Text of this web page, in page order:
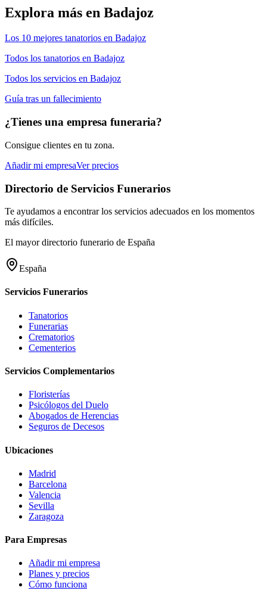
Explora más en Badajoz
Los 10 mejores tanatorios en Badajoz
Todos los tanatorios en Badajoz
Todos los servicios en Badajoz
Guía tras un fallecimiento
¿Tienes una empresa funeraria?
Consigue clientes en tu zona.
Añadir mi empresaVer precios
Directorio de Servicios Funerarios
Te ayudamos a encontrar los servicios adecuados en los momentos
más difíciles.
El mayor directorio funerario de España
España
Servicios Funerarios
Tanatorios
Funerarias
Crematorios
Cementerios
Servicios Complementarios
Floristerías
Psicólogos del Duelo
Abogados de Herencias
Seguros de Decesos
Ubicaciones
Madrid
Barcelona
Valencia
Sevilla
Zaragoza
Para Empresas
Añadir mi empresa
Planes y precios
Cómo funciona